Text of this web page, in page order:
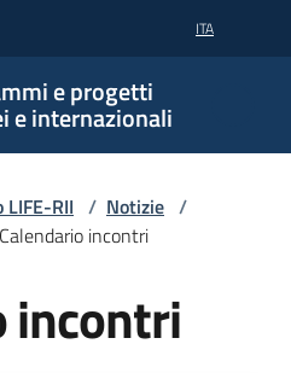
ITA
e progetti
e internazionali
RII / Notizie /
Calendario incontri
incontri